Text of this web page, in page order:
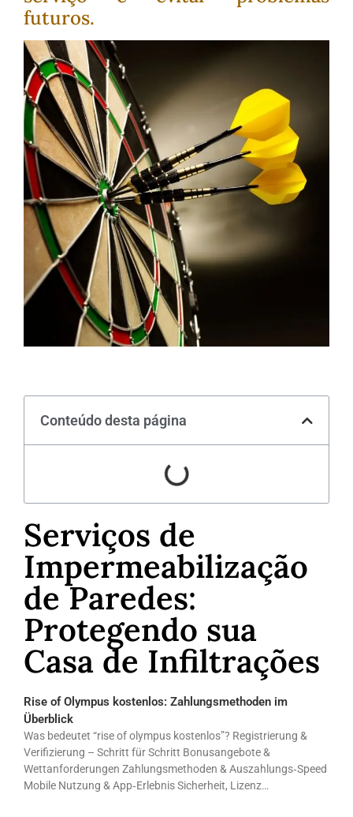
futuros.
Conteúdo desta página
Serviços de
Impermeabilização
de Paredes:
Protegendo sua
Casa de Infiltrações
Rise of Olympus kostenlos: Zahlungsmethoden im
Überblick
Was bedeutet “rise of olympus kostenlos”? Registrierung &
Verifizierung – Schritt für Schritt Bonusangebote &
Wettanforderungen Zahlungsmethoden & Auszahlungs‑Speed
Mobile Nutzung & App‑Erlebnis Sicherheit, Lizenz…